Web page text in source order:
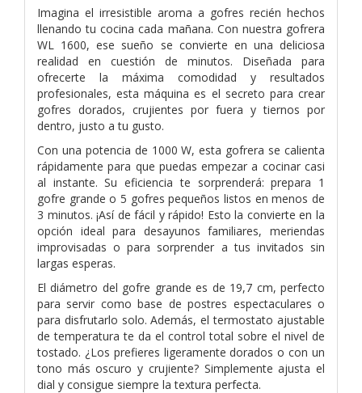
Imagina el irresistible aroma a gofres recién hechos
llenando tu cocina cada mañana. Con nuestra gofrera
WL 1600, ese sueño se convierte en una deliciosa
realidad en cuestión de minutos. Diseñada para
ofrecerte la máxima comodidad y resultados
profesionales, esta máquina es el secreto para crear
gofres dorados, crujientes por fuera y tiernos por
dentro, justo a tu gusto.
Con una potencia de 1000 W, esta gofrera se calienta
rápidamente para que puedas empezar a cocinar casi
al instante. Su eficiencia te sorprenderá: prepara 1
gofre grande o 5 gofres pequeños listos en menos de
3 minutos. ¡Así de fácil y rápido! Esto la convierte en la
opción ideal para desayunos familiares, meriendas
improvisadas o para sorprender a tus invitados sin
largas esperas.
El diámetro del gofre grande es de 19,7 cm, perfecto
para servir como base de postres espectaculares o
para disfrutarlo solo. Además, el termostato ajustable
de temperatura te da el control total sobre el nivel de
tostado. ¿Los prefieres ligeramente dorados o con un
tono más oscuro y crujiente? Simplemente ajusta el
dial y consigue siempre la textura perfecta.